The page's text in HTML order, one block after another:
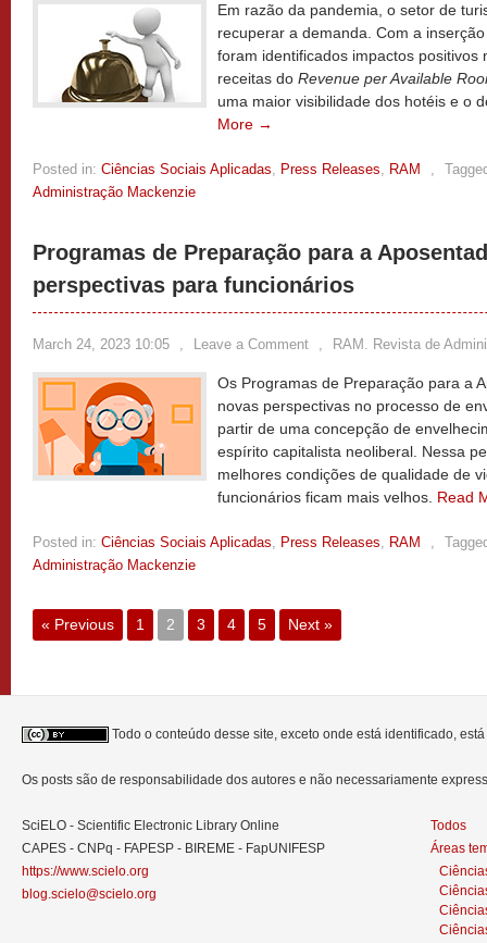
Em razão da pandemia, o setor de
recuperar a demanda. Com a
foram identificados impactos positivos
receitas do Revenue per Available
uma maior visibilidade dos hotéis e o
More →
Posted in: Ciências Sociais Aplicadas, Press Releases, RAM ,
Administração Mackenzie
Programas de Preparação para a
perspectivas para funcionários
March 24, 2023 10:05 , Leave a Comment , RAM. Revista de
Os Programas de Preparação para a
novas perspectivas no processo de
partir de uma concepção de
espírito capitalista neoliberal. Nessa
melhores condições de qualidade de
funcionários ficam mais velhos. Read
Posted in: Ciências Sociais Aplicadas, Press Releases, RAM ,
Administração Mackenzie
« Previous 1 2 3 4 5 Next »
Todo o conteúdo desse site, exceto onde está identificado,
Os posts são de responsabilidade dos autores e não necessariamente
SciELO - Scientific Electronic Library Online
CAPES - CNPq - FAPESP - BIREME - FapUNIFESP
https://www.scielo.org
blog.scielo@scielo.org
Todos
Áreas